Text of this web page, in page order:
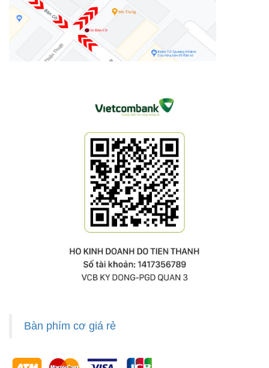
Bàn phím cơ giá rẻ